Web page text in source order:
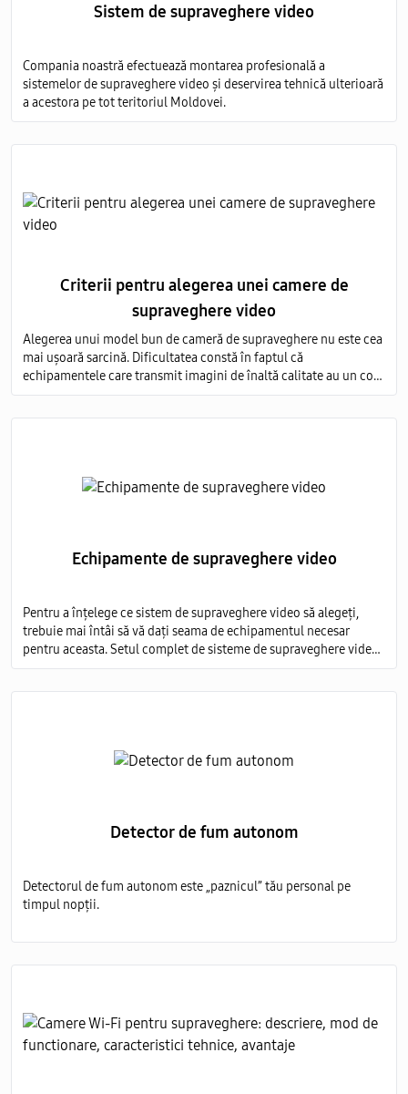
Sistem de supraveghere video
Compania noastră efectuează montarea profesională a
sistemelor de supraveghere video și deservirea tehnică ulterioară
a acestora pe tot teritoriul Moldovei.
Criterii pentru alegerea unei camere de
supraveghere video
Alegerea unui model bun de cameră de supraveghere nu este cea
mai ușoară sarcină. Dificultatea constă în faptul că
echipamentele care transmit imagini de înaltă calitate au un cost
foarte ridicat, iar modelele ieftine nu sunt capabile să ofere o
Echipamente de supraveghere video
Pentru a înțelege ce sistem de supraveghere video să alegeți,
trebuie mai întâi să vă dați seama de echipamentul necesar
pentru aceasta. Setul complet de sisteme de supraveghere video
include mai multe elemente obligatorii:
Detector de fum autonom
Detectorul de fum autonom este „paznicul” tău personal pe
timpul nopții.